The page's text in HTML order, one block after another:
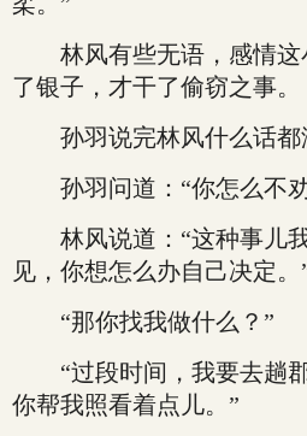
林风有些无语，感情这
了银子，才干了偷窃之事。
孙羽说完林风什么话都
孙羽问道：“你怎么不劝
林风说道：“这种事儿
见，你想怎么办自己决定。
“那你找我做什么？”
“过段时间，我要去趟郡
你帮我照看着点儿。”